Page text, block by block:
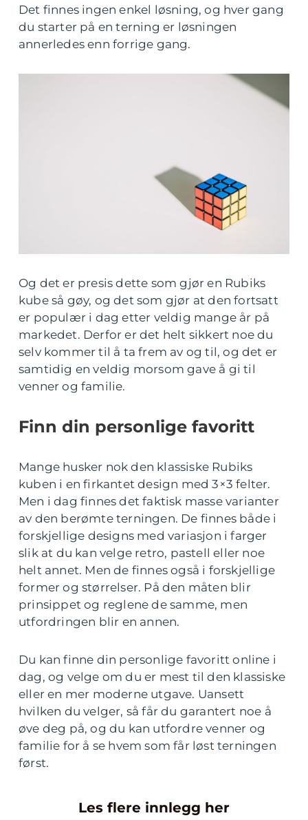
Det finnes ingen enkel løsning, og hver gang
du starter på en terning er løsningen
annerledes enn forrige gang.
Og det er presis dette som gjør en Rubiks
kube så gøy, og det som gjør at den fortsatt
er populær i dag etter veldig mange år på
markedet. Derfor er det helt sikkert noe du
selv kommer til å ta frem av og til, og det er
samtidig en veldig morsom gave å gi til
venner og familie.
Finn din personlige favoritt
Mange husker nok den klassiske Rubiks
kuben i en firkantet design med 3×3 felter.
Men i dag finnes det faktisk masse varianter
av den berømte terningen. De finnes både i
forskjellige designs med variasjon i farger
slik at du kan velge retro, pastell eller noe
helt annet. Men de finnes også i forskjellige
former og størrelser. På den måten blir
prinsippet og reglene de samme, men
utfordringen blir en annen.
Du kan finne din personlige favoritt online i
dag, og velge om du er mest til den klassiske
eller en mer moderne utgave. Uansett
hvilken du velger, så får du garantert noe å
øve deg på, og du kan utfordre venner og
familie for å se hvem som får løst terningen
først.
Les flere innlegg her